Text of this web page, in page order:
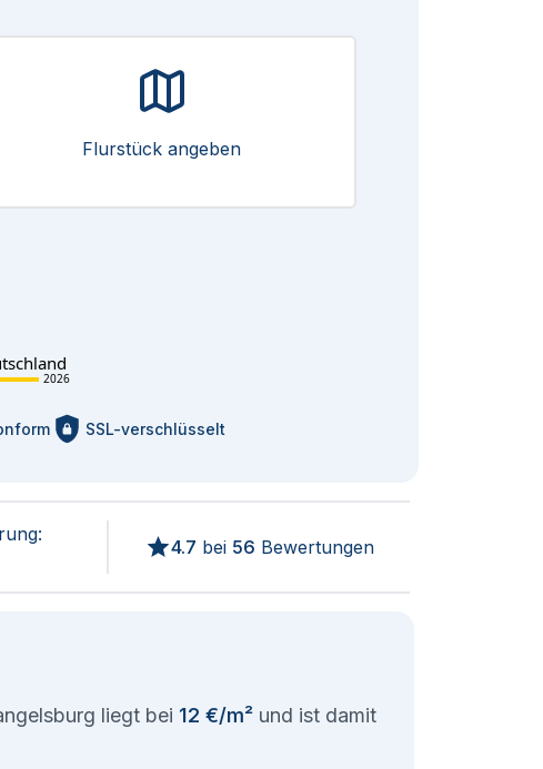
Flurstück angeben
2026
SSL-verschlüsselt
4.7 bei 56 Bewertungen
liegt bei 12 €/m² und ist damit